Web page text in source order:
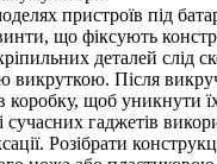
пристроїв під
що фіксують
деталей слід
викруткою. Після
коробку, щоб уникнути
сучасних гаджетів
Розібрати